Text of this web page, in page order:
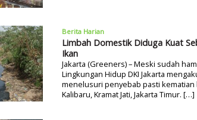
Berita Harian
Limbah Domestik Diduga Kuat
Ikan
Jakarta (Greeners) – Meski sudah
Lingkungan Hidup DKI Jakarta
menelusuri penyebab pasti kematian
Kalibaru, Kramat Jati, Jakarta Timur. […]